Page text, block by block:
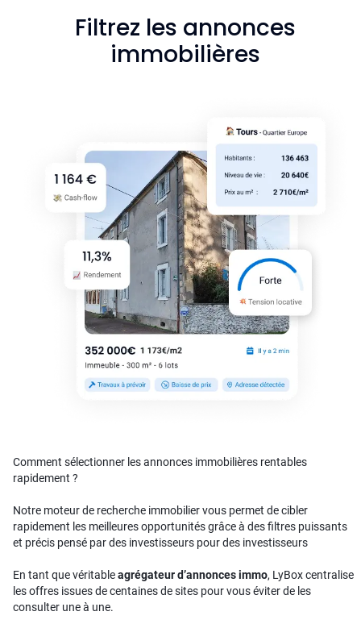
Filtrez les annonces
immobilières
Comment sélectionner les annonces immobilières rentables
rapidement ?
Notre moteur de recherche immobilier vous permet de cibler
rapidement les meilleures opportunités grâce à des filtres puissants
et précis pensé par des investisseurs pour des investisseurs
En tant que véritableagrégateur d’annonces immo, LyBox centralise
les offres issues de centaines de sites pour vous éviter de les
consulter une à une.